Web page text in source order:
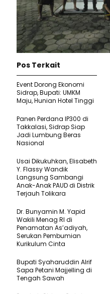
Pos Terkait
Event Dorong Ekonomi
Sidrap, Bupati: UMKM
Maju, Hunian Hotel Tinggi
Panen Perdana IP300 di
Takkalasi, Sidrap Siap
Jadi Lumbung Beras
Nasional
Usai Dikukuhkan, Elisabeth
Y. Flassy Wandik
Langsung Sambangi
Anak-Anak PAUD di Distrik
Terjauh Tolikara
Dr. Bunyamin M. Yapid
Wakili Menag RI di
Penamatan As’adiyah,
Serukan Pembumian
Kurikulum Cinta
Bupati Syaharuddin Alrif
Sapa Petani Majjelling di
Tengah Sawah